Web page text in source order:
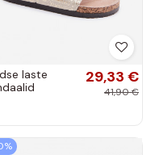
laste
Praline
29,33 €
41,90 €